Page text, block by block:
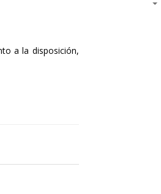
a la disposición,